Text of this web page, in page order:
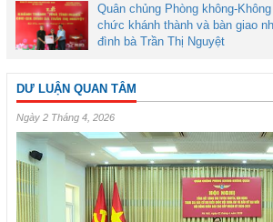
Quân chủng Phòng không-
chức khánh thành và bàn giao
đình bà Trần Thị Nguyệt
DƯ LUẬN QUAN TÂM
Ngày 2 Tháng 4, 2026